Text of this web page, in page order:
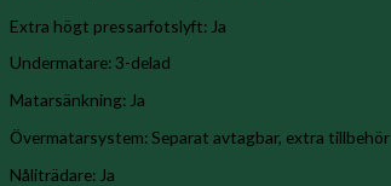
Extra högt pressarfotslyft: Ja
Undermatare: 3-delad
Matarsänkning: Ja
Övermatarsystem: Separat avtagbar, extra tillbehör
Nåliträdare: Ja